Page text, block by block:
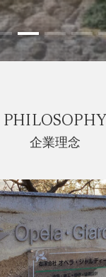
PHILOSOPHY
企業理念